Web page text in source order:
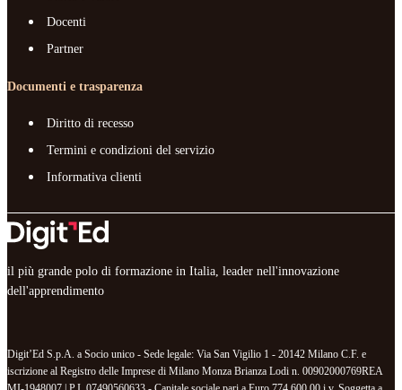
Docenti
Partner
Documenti e trasparenza
Diritto di recesso
Termini e condizioni del servizio
Informativa clienti
il più grande polo di formazione in Italia, leader nell'innovazione
dell'apprendimento
Digit’Ed S.p.A. a Socio unico - Sede legale: Via San Vigilio 1 - 20142 Milano C.F. e
iscrizione al Registro delle Imprese di Milano Monza Brianza Lodi n. 00902000769REA